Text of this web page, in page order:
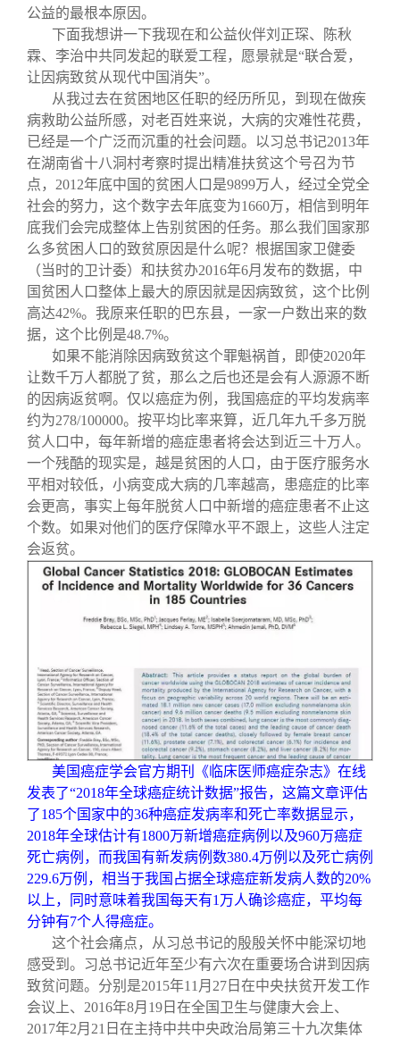
公益的最根本原因。
下面我想讲一下我现在和公益伙伴刘正琛、陈秋
霖、李治中共同发起的联爱工程，愿景就是“联合爱，
让因病致贫从现代中国消失”。
从我过去在贫困地区任职的经历所见，到现在做疾
病救助公益所感，对老百姓来说，大病的灾难性花费，
已经是一个广泛而沉重的社会问题。以习总书记2013年
在湖南省十八洞村考察时提出精准扶贫这个号召为节
点，2012年底中国的贫困人口是9899万人，经过全党全
社会的努力，这个数字去年底变为1660万，相信到明年
底我们会完成整体上告别贫困的任务。那么我们国家那
么多贫困人口的致贫原因是什么呢？根据国家卫健委
（当时的卫计委）和扶贫办2016年6月发布的数据，中
国贫困人口整体上最大的原因就是因病致贫，这个比例
高达42%。我原来任职的巴东县，一家一户数出来的数
据，这个比例是48.7%。
如果不能消除因病致贫这个罪魁祸首，即使2020年
让数千万人都脱了贫，那么之后也还是会有人源源不断
的因病返贫啊。仅以癌症为例，我国癌症的平均发病率
约为278/100000。按平均比率来算，近几年九千多万脱
贫人口中，每年新增的癌症患者将会达到近三十万人。
一个残酷的现实是，越是贫困的人口，由于医疗服务水
平相对较低，小病变成大病的几率越高，患癌症的比率
会更高，事实上每年脱贫人口中新增的癌症患者不止这
个数。如果对他们的医疗保障水平不跟上，这些人注定
会返贫。
美国癌症学会官方期刊《临床医师癌症杂志》在线
发表了“2018年全球癌症统计数据”报告，这篇文章评估
了185个国家中的36种癌症发病率和死亡率数据显示，
2018年全球估计有1800万新增癌症病例以及960万癌症
死亡病例，而我国有新发病例数380.4万例以及死亡病例
229.6万例，相当于我国占据全球癌症新发病人数的20%
以上，同时意味着我国每天有1万人确诊癌症，平均每
分钟有7个人得癌症。
这个社会痛点，从习总书记的殷殷关怀中能深切地
感受到。习总书记近年至少有六次在重要场合讲到因病
致贫问题。分别是2015年11月27日在中央扶贫开发工作
会议上、2016年8月19日在全国卫生与健康大会上、
2017年2月21日在主持中共中央政治局第三十九次集体